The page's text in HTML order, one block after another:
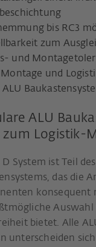
bis RC3
zum
und
und
ALU
zum Logistik-
D System ist Teil
das die
konsequent
Auswahl
bietet. Alle
unterscheiden